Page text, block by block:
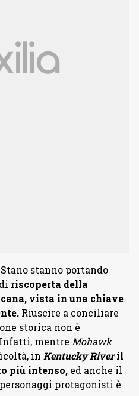
stanno portando
riscoperta della
vista in una chiave
Riuscire a conciliare
storica non è
Infatti, mentre Mohawk
in Kentucky Riveril
più intenso, ed anche il
protagonisti è